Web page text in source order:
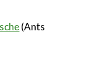
(Ants